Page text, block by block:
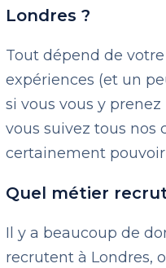
Londres ?
Tout dépend de
expériences (et un
si vous vous y
vous suivez tous nos
certainement
Quel métier
Il y a beaucoup de
recrutent à Londres,